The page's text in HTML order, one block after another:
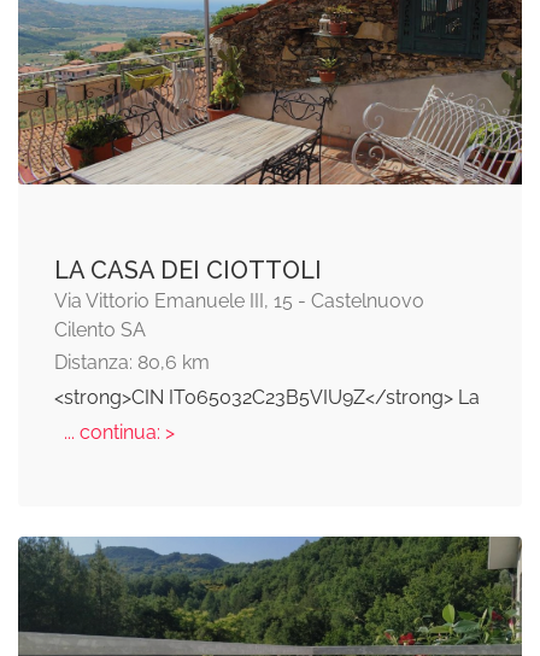
LA CASA DEI CIOTTOLI
Via Vittorio Emanuele III, 15 - Castelnuovo
Cilento SA
Distanza: 80,6 km
<strong>CIN IT065032C23B5VIU9Z</strong> La
... continua: >